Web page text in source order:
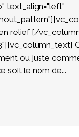
text_align="left"
relief [/
ou juste
soit le nom de...